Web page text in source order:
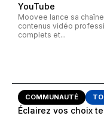
YouTube
Moovee lance sa
contenus vidéo
complets et...
COMMUNAUTÉ
Éclairez vos choix